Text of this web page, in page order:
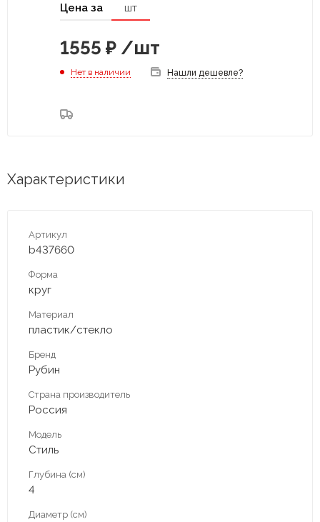
Цена за шт
1555 ₽ /шт
Нет в наличии Нашли дешевле?
Характеристики
Артикул
b437660
Форма
круг
Материал
пластик/стекло
Бренд
Рубин
Страна производитель
Россия
Модель
Стиль
Глубина (см)
4
Диаметр (см)